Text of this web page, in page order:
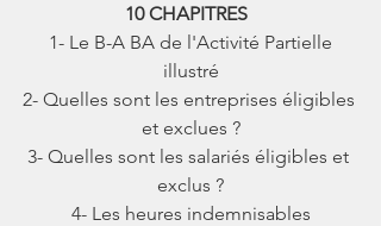
10 CHAPITRES
illustré
2- Quelles sont les entreprises éligibles
et exclues ?
3- Quelles sont les salariés éligibles et
exclus ?
4- Les heures indemnisables